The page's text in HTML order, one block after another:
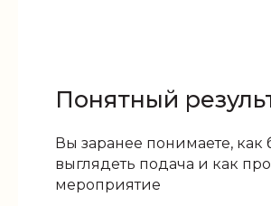
Понятный
Вы заранее понимаете, как
выглядеть подача и как
мероприятие